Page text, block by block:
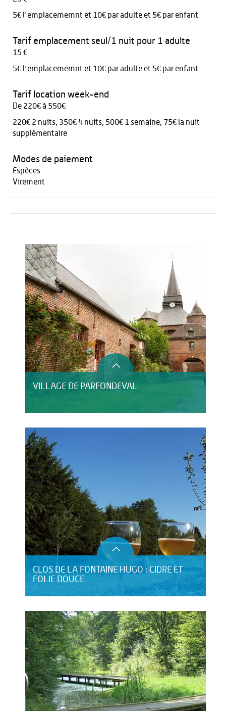
5€ l'emplacememnt et 10€ par adulte et 5€ par enfant
Tarif emplacement seul/1 nuit pour 1 adulte
15 €
5€ l'emplacememnt et 10€ par adulte et 5€ par enfant
Tarif location week-end
De 220€ à 550€
220€ 2 nuits, 350€ 4 nuits, 500€ 1 semaine, 75€ la nuit
supplémentaire
Modes de paiement
Espèces
Virement
VILLAGE DE PARFONDEVAL
CLOS DE LA FONTAINE HUGO : CIDRE ET
FOLIE DOUCE